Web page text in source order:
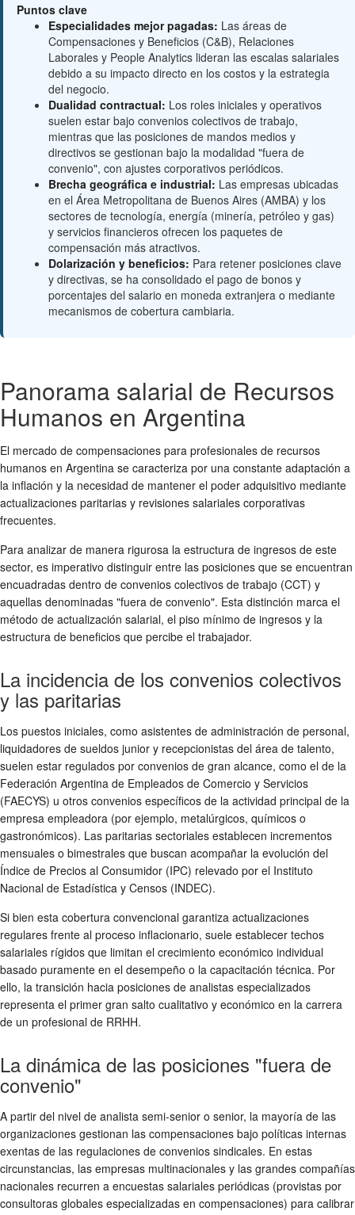
Puntos clave
Especialidades mejor pagadas: Las áreas de
Compensaciones y Beneficios (C&B), Relaciones
Laborales y People Analytics lideran las escalas salariales
debido a su impacto directo en los costos y la estrategia
del negocio.
Dualidad contractual: Los roles iniciales y operativos
suelen estar bajo convenios colectivos de trabajo,
mientras que las posiciones de mandos medios y
directivos se gestionan bajo la modalidad "fuera de
convenio", con ajustes corporativos periódicos.
Brecha geográfica e industrial: Las empresas ubicadas
en el Área Metropolitana de Buenos Aires (AMBA) y los
sectores de tecnología, energía (minería, petróleo y gas)
y servicios financieros ofrecen los paquetes de
compensación más atractivos.
Dolarización y beneficios: Para retener posiciones clave
y directivas, se ha consolidado el pago de bonos y
porcentajes del salario en moneda extranjera o mediante
mecanismos de cobertura cambiaria.
Panorama salarial de Recursos
Humanos en Argentina
El mercado de compensaciones para profesionales de recursos
humanos en Argentina se caracteriza por una constante adaptación a
la inflación y la necesidad de mantener el poder adquisitivo mediante
actualizaciones paritarias y revisiones salariales corporativas
frecuentes.
Para analizar de manera rigurosa la estructura de ingresos de este
sector, es imperativo distinguir entre las posiciones que se encuentran
encuadradas dentro de convenios colectivos de trabajo (CCT) y
aquellas denominadas "fuera de convenio". Esta distinción marca el
método de actualización salarial, el piso mínimo de ingresos y la
estructura de beneficios que percibe el trabajador.
La incidencia de los convenios colectivos
y las paritarias
Los puestos iniciales, como asistentes de administración de personal,
liquidadores de sueldos junior y recepcionistas del área de talento,
suelen estar regulados por convenios de gran alcance, como el de la
Federación Argentina de Empleados de Comercio y Servicios
(FAECYS) u otros convenios específicos de la actividad principal de la
empresa empleadora (por ejemplo, metalúrgicos, químicos o
gastronómicos). Las paritarias sectoriales establecen incrementos
mensuales o bimestrales que buscan acompañar la evolución del
Índice de Precios al Consumidor (IPC) relevado por el Instituto
Nacional de Estadística y Censos (INDEC).
Si bien esta cobertura convencional garantiza actualizaciones
regulares frente al proceso inflacionario, suele establecer techos
salariales rígidos que limitan el crecimiento económico individual
basado puramente en el desempeño o la capacitación técnica. Por
ello, la transición hacia posiciones de analistas especializados
representa el primer gran salto cualitativo y económico en la carrera
de un profesional de RRHH.
La dinámica de las posiciones "fuera de
convenio"
A partir del nivel de analista semi-senior o senior, la mayoría de las
organizaciones gestionan las compensaciones bajo políticas internas
exentas de las regulaciones de convenios sindicales. En estas
circunstancias, las empresas multinacionales y las grandes compañías
nacionales recurren a encuestas salariales periódicas (provistas por
consultoras globales especializadas en compensaciones) para calibrar